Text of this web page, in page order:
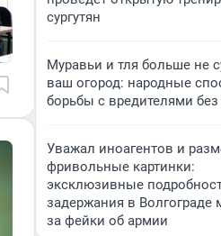
сургутян
Муравьи и тля больше не
ваш огород: народные
борьбы с вредителями
Уважал иноагентов и
фривольные картинки:
эксклюзивные
задержания в Волгограде
за фейки об армии